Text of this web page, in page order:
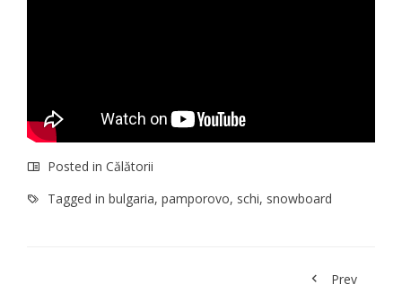
Posted in Călătorii
Tagged in bulgaria, pamporovo, schi, snowboard
Prev